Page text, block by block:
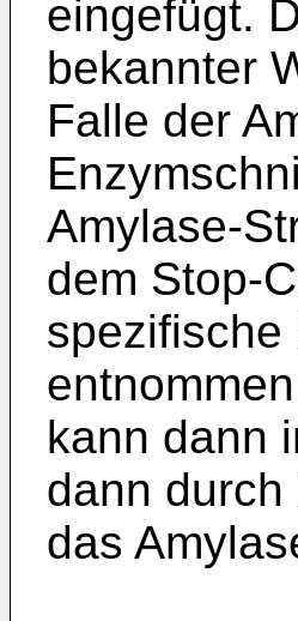
eingefügt.
bekannter
Falle der
Amylase-
dem Stop-
spezifische
kann dann
dann
das